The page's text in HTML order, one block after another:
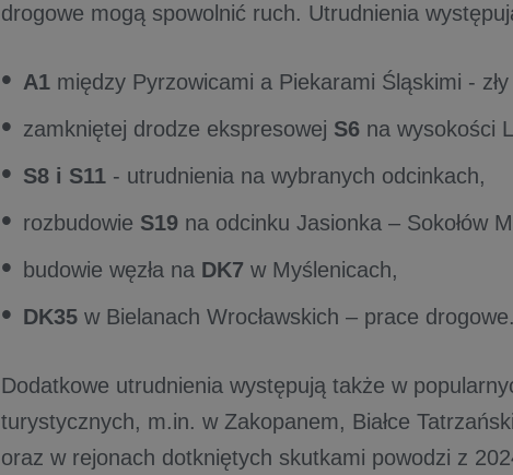
drogowe mogą spowolnić ruch. Utrudnienia
A1 między Pyrzowicami a Piekarami Śląskimi -
zamkniętej drodze ekspresowej S6 na wysokości
S8 i S11 - utrudnienia na wybranych odcinkach,
rozbudowie S19 na odcinku Jasionka – Sokołów
budowie węzła na DK7 w Myślenicach,
DK35 w Bielanach Wrocławskich – prace drogowe.
Dodatkowe utrudnienia występują także w
turystycznych, m.in. w Zakopanem, Białce
oraz w rejonach dotkniętych skutkami powodzi z